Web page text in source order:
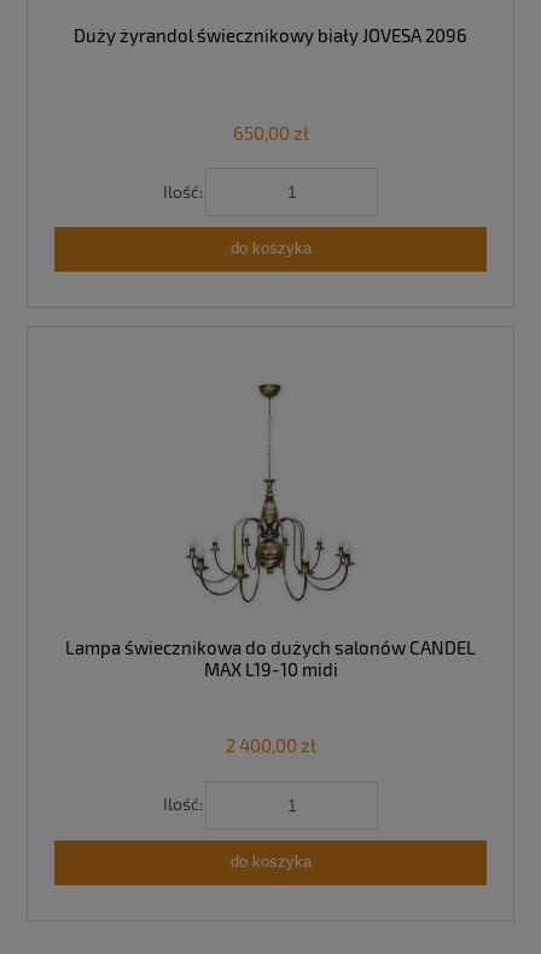
Duży żyrandol świecznikowy biały JOVESA 2096
650,00 zł
Ilość:
do koszyka
Lampa świecznikowa do dużych salonów CANDEL
MAX L19-10 midi
2 400,00 zł
Ilość:
do koszyka